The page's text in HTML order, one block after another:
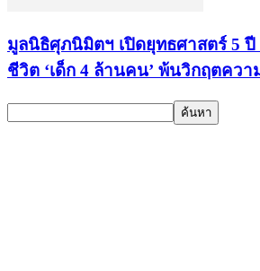
มูลนิธิศุภนิมิตฯ เปิดยุทธศาสตร์ 5
ชีวิต ‘เด็ก 4 ล้านคน’ พ้นวิกฤตควา